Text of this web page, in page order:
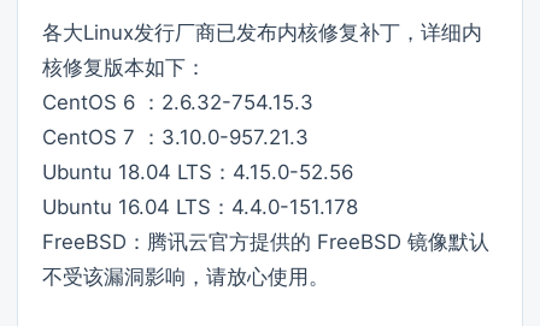
各大Linux发行厂商已发布内核修复补丁，详细内
核修复版本如下：
CentOS 6 ：2.6.32-754.15.3
CentOS 7 ：3.10.0-957.21.3
Ubuntu 18.04 LTS：4.15.0-52.56
Ubuntu 16.04 LTS：4.4.0-151.178
FreeBSD：腾讯云官方提供的 FreeBSD 镜像默认
不受该漏洞影响，请放心使用。